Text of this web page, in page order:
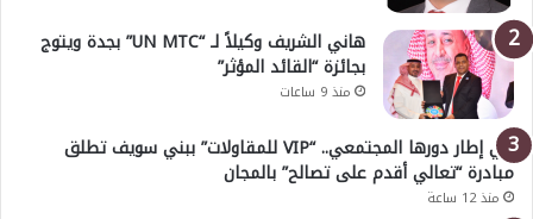
هاني الشريف وكيلاً لـ “UN MTC” بجدة ويتوج
بجائزة “القائد المؤثر”
منذ 9 ساعات
في إطار دورها المجتمعي.. “VIP للمقاولات” ببني سويف تطلق
مبادرة “تعالي أقدم على تصالح” بالمجان
منذ 12 ساعة